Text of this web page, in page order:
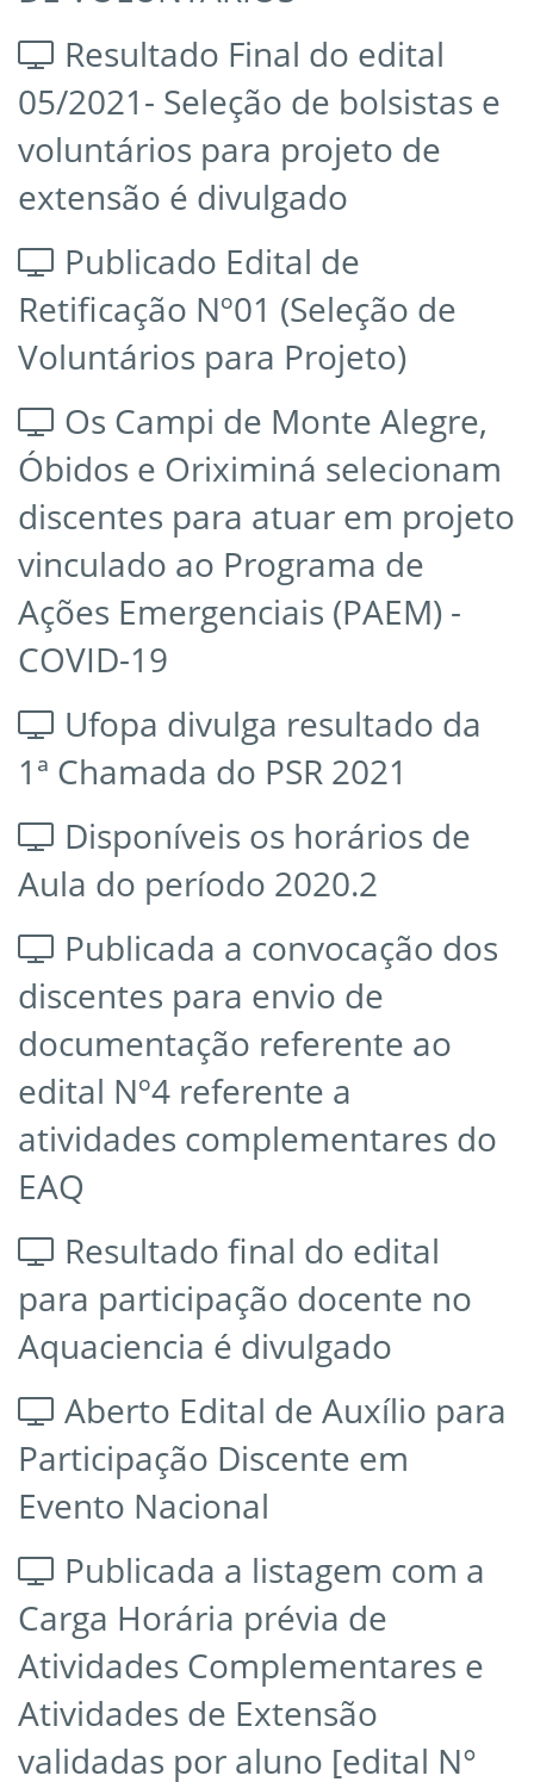
Resultado Final do edital
05/2021- Seleção de bolsistas e
voluntários para projeto de
extensão é divulgado
Publicado Edital de
Retificação Nº01 (Seleção de
Voluntários para Projeto)
Os Campi de Monte Alegre,
Óbidos e Oriximiná selecionam
discentes para atuar em projeto
vinculado ao Programa de
Ações Emergenciais (PAEM) -
COVID-19
Ufopa divulga resultado da
1ª Chamada do PSR 2021
Disponíveis os horários de
Aula do período 2020.2
Publicada a convocação dos
discentes para envio de
documentação referente ao
edital Nº4 referente a
atividades complementares do
EAQ
Resultado final do edital
para participação docente no
Aquaciencia é divulgado
Aberto Edital de Auxílio para
Participação Discente em
Evento Nacional
Publicada a listagem com a
Carga Horária prévia de
Atividades Complementares e
Atividades de Extensão
validadas por aluno [edital N°